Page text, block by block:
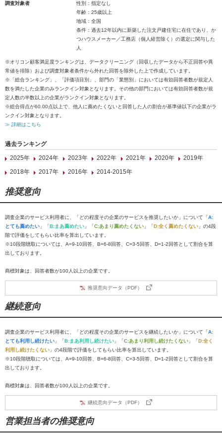
調査対象者
性別：指定なし
年齢：25歳以上
地域：全国
条件：過去12年以内に新築した注文戸建住宅に在住であり、か
つハウスメーカー／工務店（個人経営除く）の選定に関与した
人
※オリコン顧客満足度ランキングは、データクリーニング（回収したデータから不正回答や異
常値を排除）および調査対象者条件から外れた回答を除外した上で作成しています。
※「総合ランキング」、「評価項目別」、部門の「業態別」においては有効回答者数が規定人
数を満たした企業のみランクイン対象となります。その他の部門においては有効回答者数が規
定人数の半数以上の企業がランクイン対象となります。
※総合得点が60.00点以上で、他人に薦めたくないと回答した人の割合が基準値以下の企業がラ
ンクイン対象となります。
≫ 詳細はこちら
過去ランキング
2025年
2024年 2023年 2022年 2021年 2020年
2019年
2018年
2017年 2016年 2014-2015年
推奨意向
調査企業のサービス利用者に、「どの程度その企業のサービスを推奨したいか」について「A:
とても薦めたい 」「B:まあ薦めたい 」「C:あまり薦めたくない 」「D:全く薦めたくない 」の4段
階で評価をしてもらい比率を算出しています。
※10段階聴取については、A=9-10回答、B=6-8回答、C=3-5回答、D=1-2回答として割合を算
出しております。
商標対象は、回答者数が100人以上の企業です。
推奨意向データ（PDF）
継続意向
調査企業のサービス利用者に、「どの程度その企業のサービスを継続したいか」について「A:
とても利用し続けたい 」「B:まあ利用し続けたい 」「C:あまり利用し続けたくない 」「D:全く
利用し続けたくない 」の4段階で評価をしてもらい比率を算出しています。
※10段階聴取については、A=9-10回答、B=6-8回答、C=3-5回答、D=1-2回答として割合を算
出しております。
商標対象は、回答者数が100人以上の企業です。
継続意向データ（PDF）
営業担当者の推奨意向